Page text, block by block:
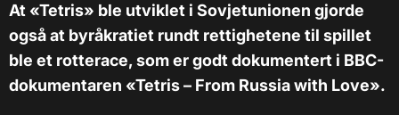
At «Tetris» ble utviklet i Sovjetunionen gjorde
også at byråkratiet rundt rettighetene til spillet
ble et rotterace, som er godt dokumentert i BBC-
dokumentaren «Tetris – From Russia with Love».